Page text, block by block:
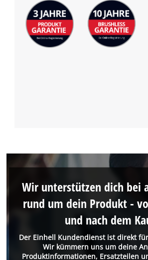
Der Einhell Kundendienst ist direkt
Wir kümmern uns um deine
Produktinformationen, Ersatzteilen
Wir unterstützen dich bei
rund um dein Produkt -
und nach dem